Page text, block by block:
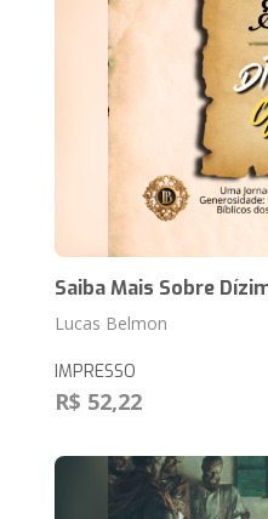
Saiba Mais Sobre
Lucas Belmon
IMPRESSO
R$ 52,22